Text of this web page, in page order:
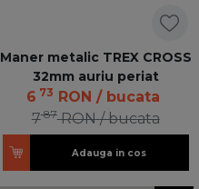
Maner metalic TREX CROSS
32mm auriu periat
6 73 RON / bucata
787 RON / bucata
Adauga in cos